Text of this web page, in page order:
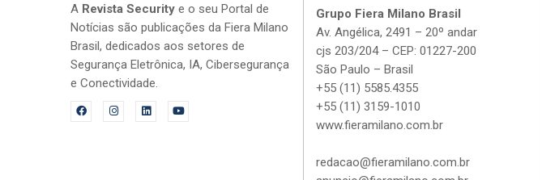
A Revista Security e o seu Portal de
Notícias são publicações da Fiera Milano
Brasil, dedicados aos setores de
Segurança Eletrônica, IA, Cibersegurança
e Conectividade.
Grupo Fiera Milano Brasil
Av. Angélica, 2491 – 20º andar
cjs 203/204 – CEP: 01227-200
São Paulo – Brasil
+55 (11) 5585.4355
+55 (11) 3159-1010
www.fieramilano.com.br
redacao@fieramilano.com.br